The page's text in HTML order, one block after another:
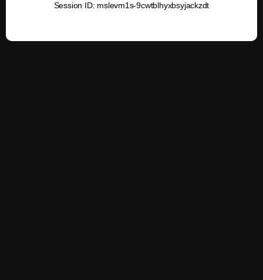
Session ID: mslevm1s-9cwtblhyxbsyjackzdt